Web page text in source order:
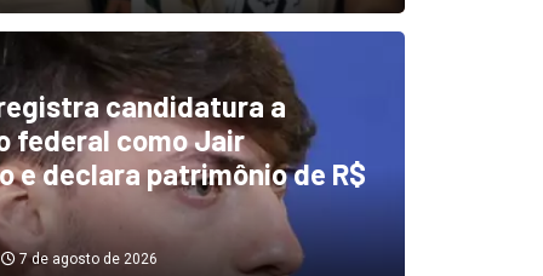
desvios de
emendas Pix
7 de agosto de 2026
candidatura a
federal como Jair
e declara patrimônio de R$
7 de agosto de 2026